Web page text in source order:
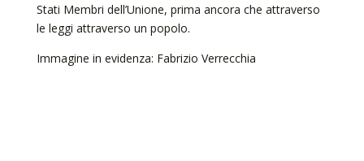
Stati Membri dell’Unione, prima ancora che attraverso
le leggi attraverso un popolo.
Immagine in evidenza: Fabrizio Verrecchia